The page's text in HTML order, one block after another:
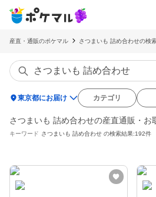
産直・通販のポケマル さつまいも 詰め合わせの検
location_on東京都にお届け カテゴリ
さつまいも 詰め合わせの産直通販・お
キーワード さつまいも 詰め合わせ の検索結果:192件